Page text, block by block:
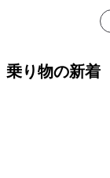
乗り物の新着